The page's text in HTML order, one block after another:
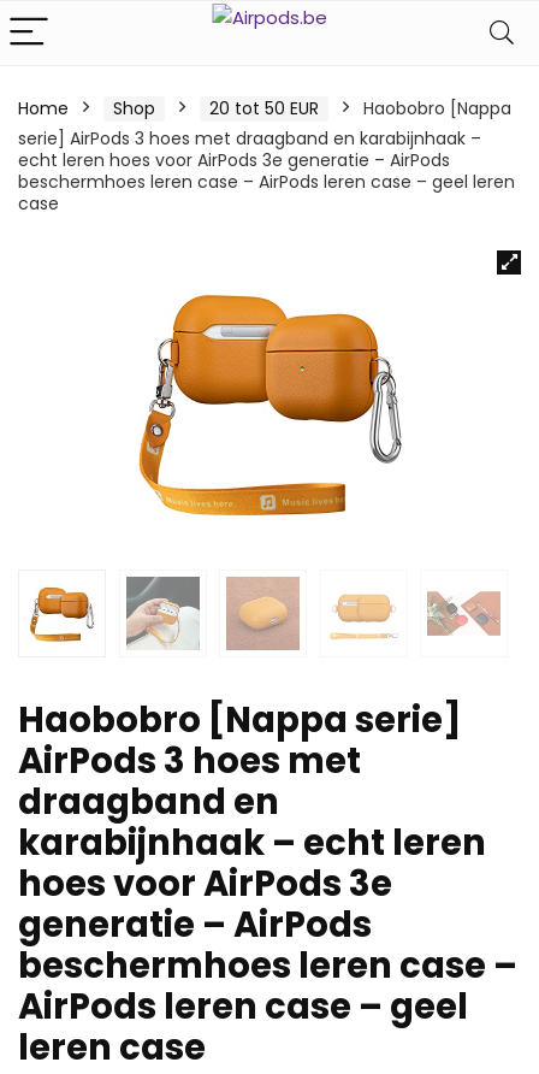
Home Shop 20 tot 50 EUR
Haobobro [Nappa
serie] AirPods 3 hoes met draagband en karabijnhaak –
echt leren hoes voor AirPods 3e generatie – AirPods
beschermhoes leren case – AirPods leren case – geel leren
case
Haobobro [Nappa serie]
AirPods 3 hoes met
draagband en
karabijnhaak – echt leren
hoes voor AirPods 3e
generatie – AirPods
beschermhoes leren case –
AirPods leren case – geel
leren case